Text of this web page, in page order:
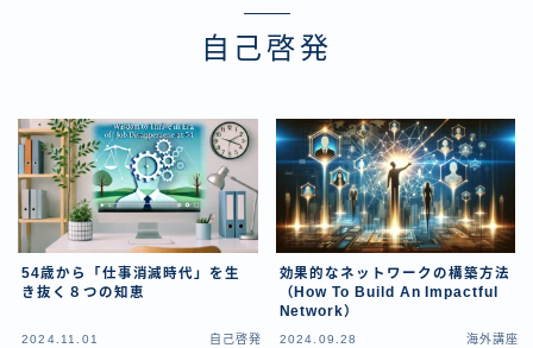
自己啓発
54歳から「仕事消滅時代」を生
き抜く８つの知恵
2024.11.01 自己啓発
効果的なネットワークの構築方法
（How To Build An Impactful
Network）
2024.09.28 海外講座